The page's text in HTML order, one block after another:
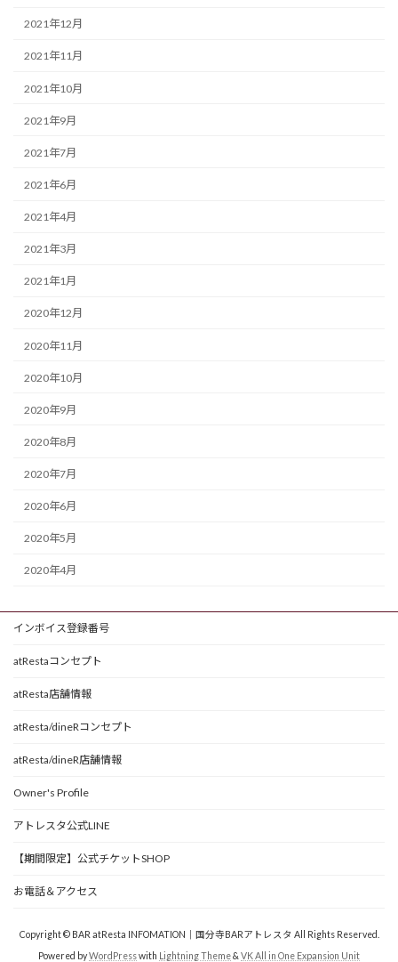
2021年12月
2021年11月
2021年10月
2021年9月
2021年7月
2021年6月
2021年4月
2021年3月
2021年1月
2020年12月
2020年11月
2020年10月
2020年9月
2020年8月
2020年7月
2020年6月
2020年5月
2020年4月
インボイス登録番号
atRestaコンセプト
atResta店舗情報
atResta/dineRコンセプト
atResta/dineR店舗情報
Owner's Profile
アトレスタ公式LINE
【期間限定】公式チケットSHOP
お電話＆アクセス
Copyright © BAR atResta INFOMATION｜国分寺BARアトレスタ All Rights Reserved.
Powered byWordPresswith Lightning Theme& VK All in One Expansion Unit